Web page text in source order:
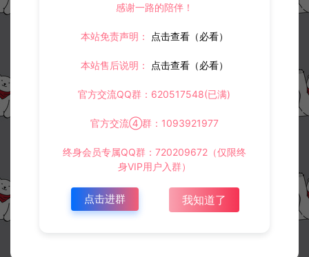
收藏 (0) 点赞 (
感谢一路的陪伴！
本站免责声明： 点击查看（必看）
本站售后说明： 点击查看（必看）
官方交流QQ群：620517548(已满)
官方交流④群：1093921977
终身会员专属QQ群：720209672（仅限终
身VIP用户入群）
点击进群 我知道了